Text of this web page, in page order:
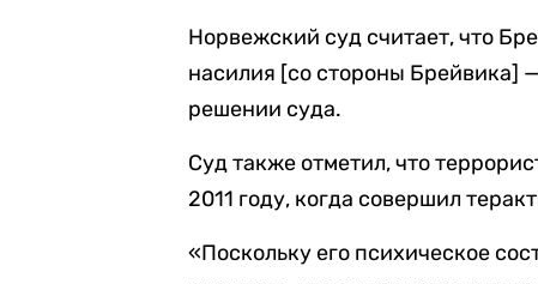
Норвежский суд считает, что
насилия [со стороны Брейвика]
решении суда.
Суд также отметил, что
2011 году, когда совершил
«Поскольку его психическое